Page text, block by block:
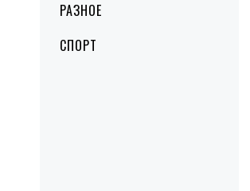
РАЗНОЕ
СПОРТ